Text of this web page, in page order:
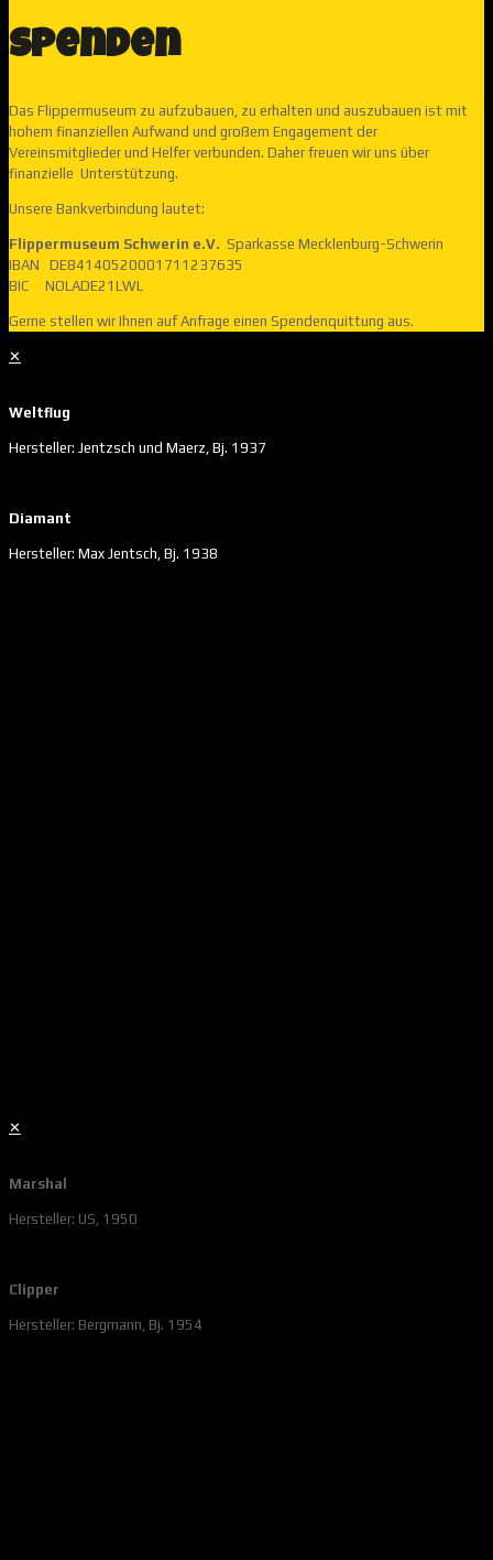
Spenden
Das Flippermuseum zu aufzubauen, zu erhalten und auszubauen ist mit
hohem finanziellen Aufwand und großem Engagement der
Vereinsmitglieder und Helfer verbunden. Daher freuen wir uns über
finanzielle Unterstützung.
Unsere Bankverbindung lautet:
Flippermuseum Schwerin e.V. Sparkasse Mecklenburg-Schwerin
IBAN DE84140520001711237635
BIC NOLADE21LWL
Gerne stellen wir Ihnen auf Anfrage einen Spendenquittung aus.
✕
Weltflug
Hersteller: Jentzsch und Maerz, Bj. 1937
Diamant
Hersteller: Max Jentsch, Bj. 1938
✕
Marshal
Hersteller: US, 1950
Clipper
Hersteller: Bergmann, Bj. 1954